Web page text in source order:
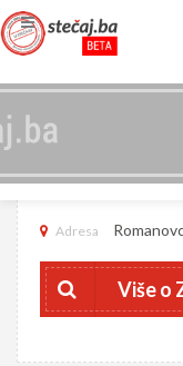
ZZ POTKOZARJE
Adresa
Više o